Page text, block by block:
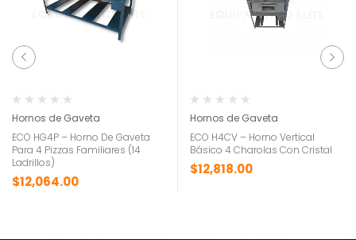
Hornos de Gaveta
ECO HG4P – Horno De Gaveta
Para 4 Pizzas Familiares (14
Ladrillos)
$12,064.00
Hornos de Gaveta
ECO H4CV – Horno Vertical
Básico 4 Charolas Con Cristal
$12,818.00